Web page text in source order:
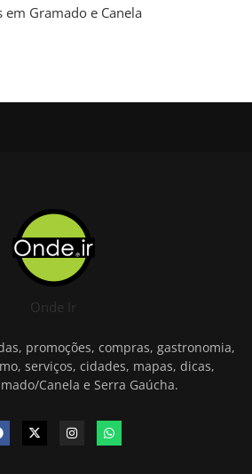
em Gramado e Canela
Onde Ir
promoções, compras, gastronomia,
serviços, cidades, mapas, dicas,
Canela e Serra Gaúcha.